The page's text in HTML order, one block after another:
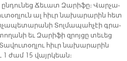
Ճե­ւատ Զա­րի­ֆը։ Վար­չա­
ալ հիւր նա­խա­րա­րին հետ
Տոլ­մա­պահ­չէի գրա­
եւ Զա­րի­ֆի զրոյ­ցը տե­ւեց
Տա­վու­տօղ­լու հիւր նա­խա­րա­րին
ժամ 15 վայր­կեան։